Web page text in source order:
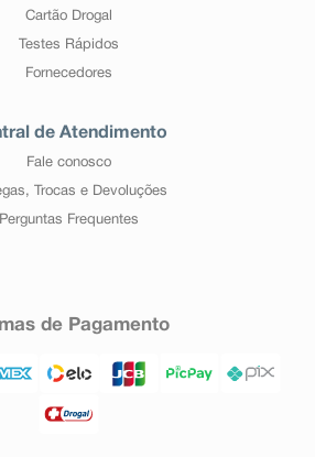
Cartão Drogal
Testes Rápidos
Fornecedores
de Atendimento
Fale conosco
Trocas e Devoluções
Perguntas Frequentes
de Pagamento